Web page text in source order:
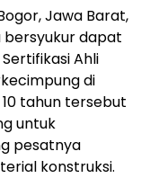
Jawa Barat,
bersyukur dapat
Ahli
di
tahun tersebut
untuk
pesatnya
konstruksi.